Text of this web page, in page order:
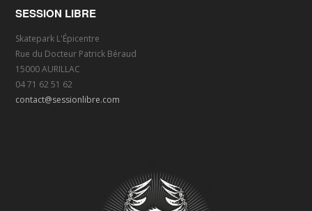
SESSION LIBRE
Skatepark L'Épicentre
Rue du Docteur Patrick Béraud
15000 AURILLAC
04 71 62 51 62
contact@sessionlibre.com